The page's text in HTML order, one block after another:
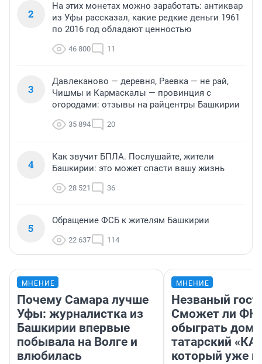
2
На этих монетах можно заработать: антиквар
из Уфы рассказал, какие редкие деньги 1961
по 2016 год обладают ценностью
46 800 11
3
Давлеканово — деревня, Раевка — не рай,
Чишмы и Кармаскалы — провинция с
огородами: отзывы на райцентры Башкирии
35 894 20
4
Как звучит БПЛА. Послушайте, жители
Башкирии: это может спасти вашу жизнь
28 521 36
5
Обращение ФСБ к жителям Башкирии
22 637 114
МНЕНИЕ
Почему Самара лучше
Уфы: журналистка из
Башкирии впервые
побывала на Волге и
влюбилась
МНЕНИЕ
Незваный
Сможет ли ФК
обыграть дома
татарский
который уже